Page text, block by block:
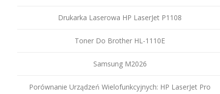
Drukarka Laserowa HP LaserJet P1108
Toner Do Brother HL-1110E
Samsung M2026
Porównanie Urządzeń Wielofunkcyjnych: HP LaserJet Pro